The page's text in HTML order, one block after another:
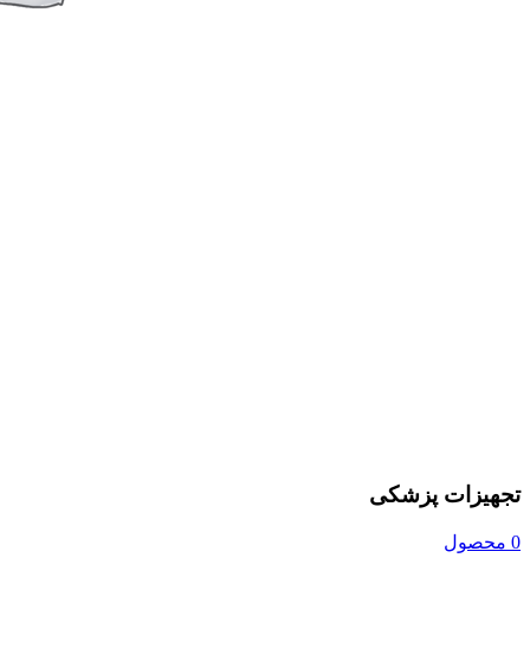
تجهیزات پزشکی
0 محصول